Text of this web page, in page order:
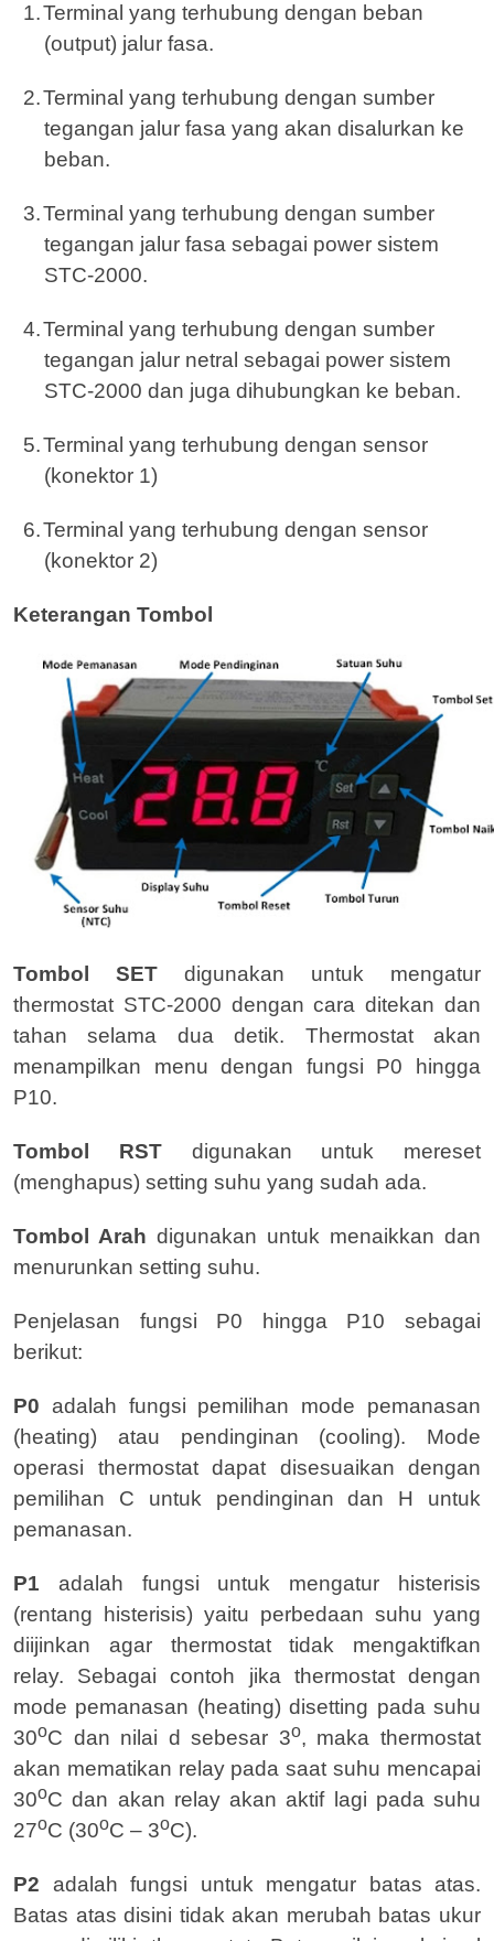
1.Terminal yang terhubung dengan beban
(output) jalur fasa.
2.Terminal yang terhubung dengan sumber
tegangan jalur fasa yang akan disalurkan ke
beban.
3.Terminal yang terhubung dengan sumber
tegangan jalur fasa sebagai power sistem
STC-2000.
4.Terminal yang terhubung dengan sumber
tegangan jalur netral sebagai power sistem
STC-2000 dan juga dihubungkan ke beban.
5.Terminal yang terhubung dengan sensor
(konektor 1)
6.Terminal yang terhubung dengan sensor
(konektor 2)
Keterangan Tombol
Tombol SET digunakan untuk mengatur
thermostat STC-2000 dengan cara ditekan dan
tahan selama dua detik. Thermostat akan
menampilkan menu dengan fungsi P0 hingga
P10.
Tombol RSTdigunakan untuk mereset
(menghapus) setting suhu yang sudah ada.
Tombol Arah digunakan untuk menaikkan dan
menurunkan setting suhu.
Penjelasan fungsi P0 hingga P10 sebagai
berikut:
P0 adalah fungsi pemilihan mode pemanasan
(heating) atau pendinginan (cooling). Mode
operasi thermostat dapat disesuaikan dengan
pemilihan C untuk pendinginan dan H untuk
pemanasan.
P1 adalah fungsi untuk mengatur histerisis
(rentang histerisis) yaitu perbedaan suhu yang
diijinkan agar thermostat tidak mengaktifkan
relay. Sebagai contoh jika thermostat dengan
mode pemanasan (heating) disetting pada suhu
30oC dan nilai d sebesar 3o, maka thermostat
akan mematikan relay pada saat suhu mencapai
30oC dan akan relay akan aktif lagi pada suhu
27oC (30oC – 3oC).
P2 adalah fungsi untuk mengatur batas atas.
Batas atas disini tidak akan merubah batas ukur